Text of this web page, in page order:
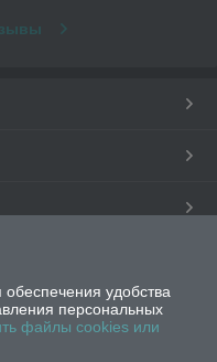
удобства
персональных
файлы cookies или